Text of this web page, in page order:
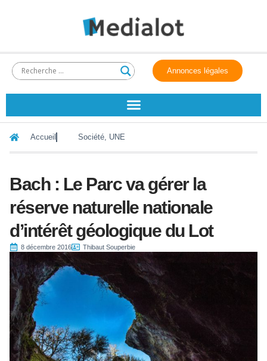
Annonces légales
Accueil Société, UNE
Bach : Le Parc va gérer la
réserve naturelle nationale
d’intérêt géologique du Lot
8 décembre 2016 Thibaut Souperbie